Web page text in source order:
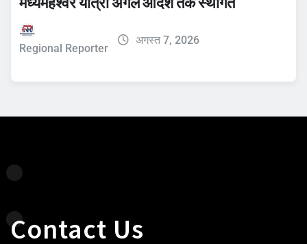
Regional Reporter
अगस्त 7, 2026
Contact Us